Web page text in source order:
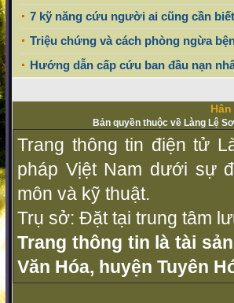
7 kỹ năng cứu người ai cũng cần biết
Triệu chứng và cách phòng ngừa
Hướng dẫn cấp cứu ban đầu nạn
Bản quyền thuộc về Làng Lệ
Trang thông tin điện tử
pháp Vịệt Nam dưới sự
môn và kỹ thuật.
Trụ sở: Đặt tại trung tâm
Trang thông tin là tài
Văn Hóa, huyện Tuyên